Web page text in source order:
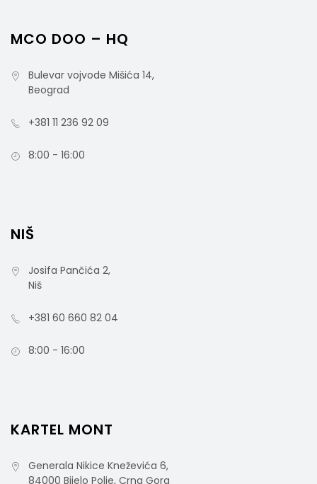
cena bez PDV-a
Šifra artikla: TS0200401ECN
MCO DOO – HQ
Bulevar vojvode Mišića 14,
Beograd
+381 11 236 92 09
8:00 - 16:00
NIŠ
Josifa Pančića 2,
Niš
+381 60 660 82 04
8:00 - 16:00
KARTEL MONT
Generala Nikice Kneževića 6,
84000 Bijelo Polje, Crna Gora